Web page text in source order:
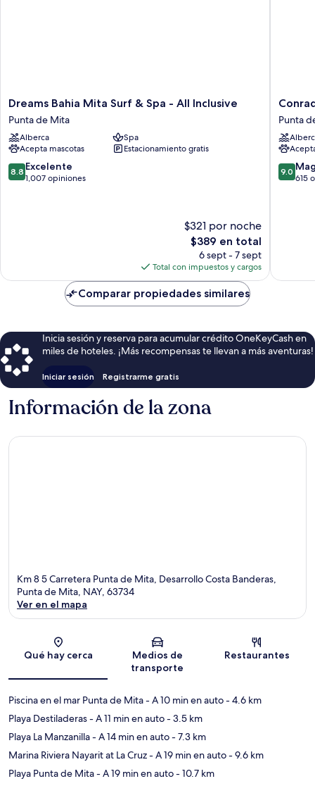
Dreams
Bahia
Mita
Surf
&
Spa
-
Dreams Bahia Mita Surf & Spa - All Inclusive
Punta de Mita
Alberca
Spa
Acepta mascotas
Estacionamiento gratis
8.8
de
8.8 Excelente
1,007 opiniones
$321 por noche
El
precio
actual
es
de
$389
$389 en total
6 sept - 7 sept
Total con impuestos y cargos
Conrad
Punta
de
Mita
Punta
de
Mita
Punta
9.0
de
9.0
615
Comparar propiedades similares
Inicia sesión y reserva para acumular crédito OneKeyCash en
miles de hoteles. ¡Más recompensas te llevan a más aventuras!
Iniciar sesión Registrarme gratis
Información de la zona
Km 8 5 Carretera Punta de Mita, Desarrollo Costa Banderas,
Punta de Mita, NAY, 63734
Ver en el mapa
Qué hay cerca
Medios de
transporte
Restaurantes
Piscina en el mar Punta de Mita- A 10 min en auto- 4.6 km
Playa Destiladeras- A 11 min en auto- 3.5 km
Playa La Manzanilla- A 14 min en auto- 7.3 km
Marina Riviera Nayarit at La Cruz- A 19 min en auto- 9.6 km
Playa Punta de Mita- A 19 min en auto- 10.7 km